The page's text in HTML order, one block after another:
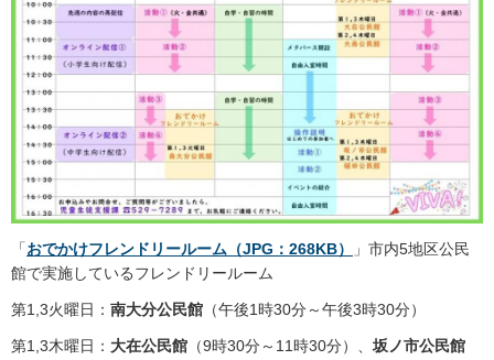
「おでかけフレンドリールーム（JPG：268KB）
」市内5地区公民
館で実施しているフレンドリールーム
第1,3火曜日： 南大分公民館 （午後1時30分～午後3時30分）
第1,3木曜日： 大在公民館 （9時30分～11時30分）、 坂ノ市公民館